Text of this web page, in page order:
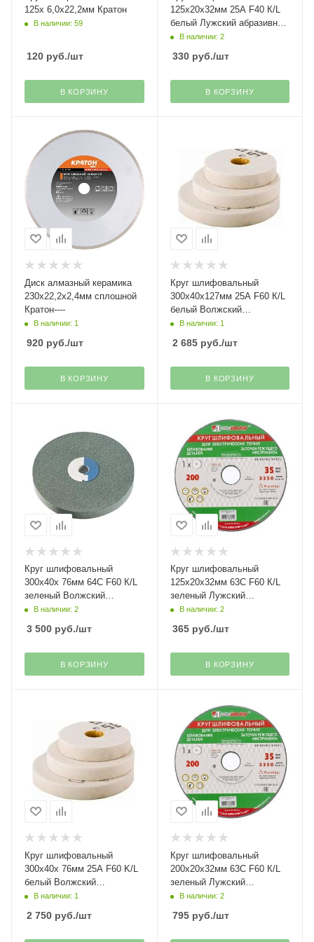
125х 6,0х22,2мм Кратон
В наличии: 59
120 руб./шт
В КОРЗИНУ
125х20х32мм 25А F40 К/L
белый Лужский абразивный
завод
В наличии: 2
330руб./шт
В КОРЗИНУ
Диск алмазный керамика
230х22,2х2,4мм сплошной
Кратон----
В наличии: 1
920 руб./шт
В КОРЗИНУ
Круг шлифовальный
300х40х127мм 25А F60 К/L
белый Волжский
абразивный завод
В наличии: 1
2 685руб./шт
В КОРЗИНУ
Круг шлифовальный
300х40х 76мм 64С F60 К/L
зеленый Волжский
абразивный завод
В наличии: 2
3 500 руб./шт
В КОРЗИНУ
Круг шлифовальный
125х20х32мм 63С F60 К/L
зеленый Лужский
абразивный завод
В наличии: 2
365руб./шт
В КОРЗИНУ
Круг шлифовальный
300х40х 76мм 25А F60 K/L
белый Волжский
абразивный завод
В наличии: 1
2 750 руб./шт
Круг шлифовальный
200х20х32мм 63C F60 К/L
зеленый Лужский
абразивный завод
В наличии: 2
795руб./шт